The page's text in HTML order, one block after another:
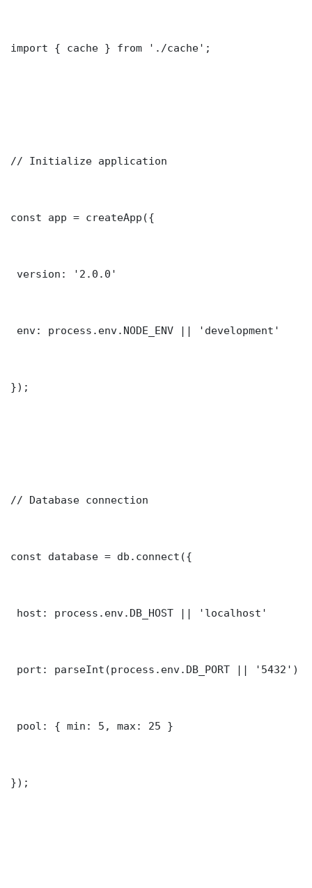
import { cache } from './cache';
// Initialize application
const app = createApp({
version: '2.0.0'
env: process.env.NODE_ENV || 'development'
});
// Database connection
const database = db.connect({
host: process.env.DB_HOST || 'localhost'
port: parseInt(process.env.DB_PORT || '5432')
pool: { min: 5, max: 25 }
});